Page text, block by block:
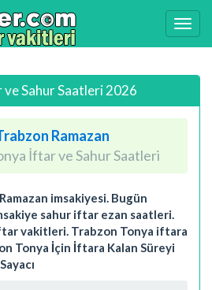
Sahur Saatleri 2026
Ramazan
İftar ve Sahur Saatleri
imsakiyesi. Bugün
sahur iftar ezan saatleri.
vakitleri. Trabzon Tonya iftara
Tonya İçin İftara Kalan Süreyi